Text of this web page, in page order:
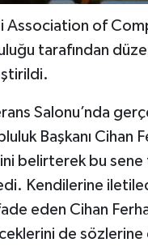
Association of
tarafından
Salonu’nda
Başkanı Cihan
belirterek bu sene
Kendilerine
eden Cihan
de sözlerine